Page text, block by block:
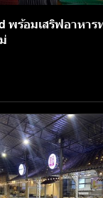
พร้อมเสริฟอาหาร